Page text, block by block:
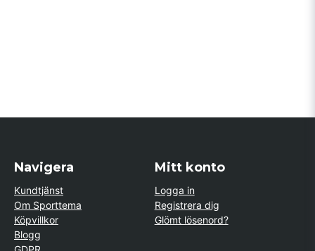
Navigera
Kundtjänst
Om Sporttema
Köpvillkor
Blogg
Mitt konto
Logga in
Registrera dig
Glömt lösenord?